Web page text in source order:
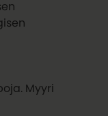
Myyri